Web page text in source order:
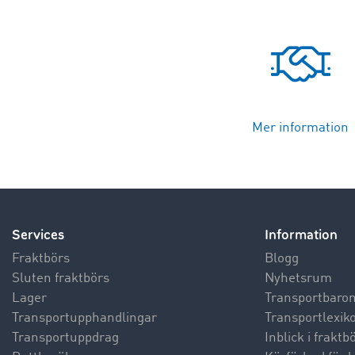
Mer information
Services
Fraktbörs
Sluten fraktbörs
Lager
Transportupphandlingar
Transportuppdrag
Information
Blogg
Nyhetsrum
Inblick i